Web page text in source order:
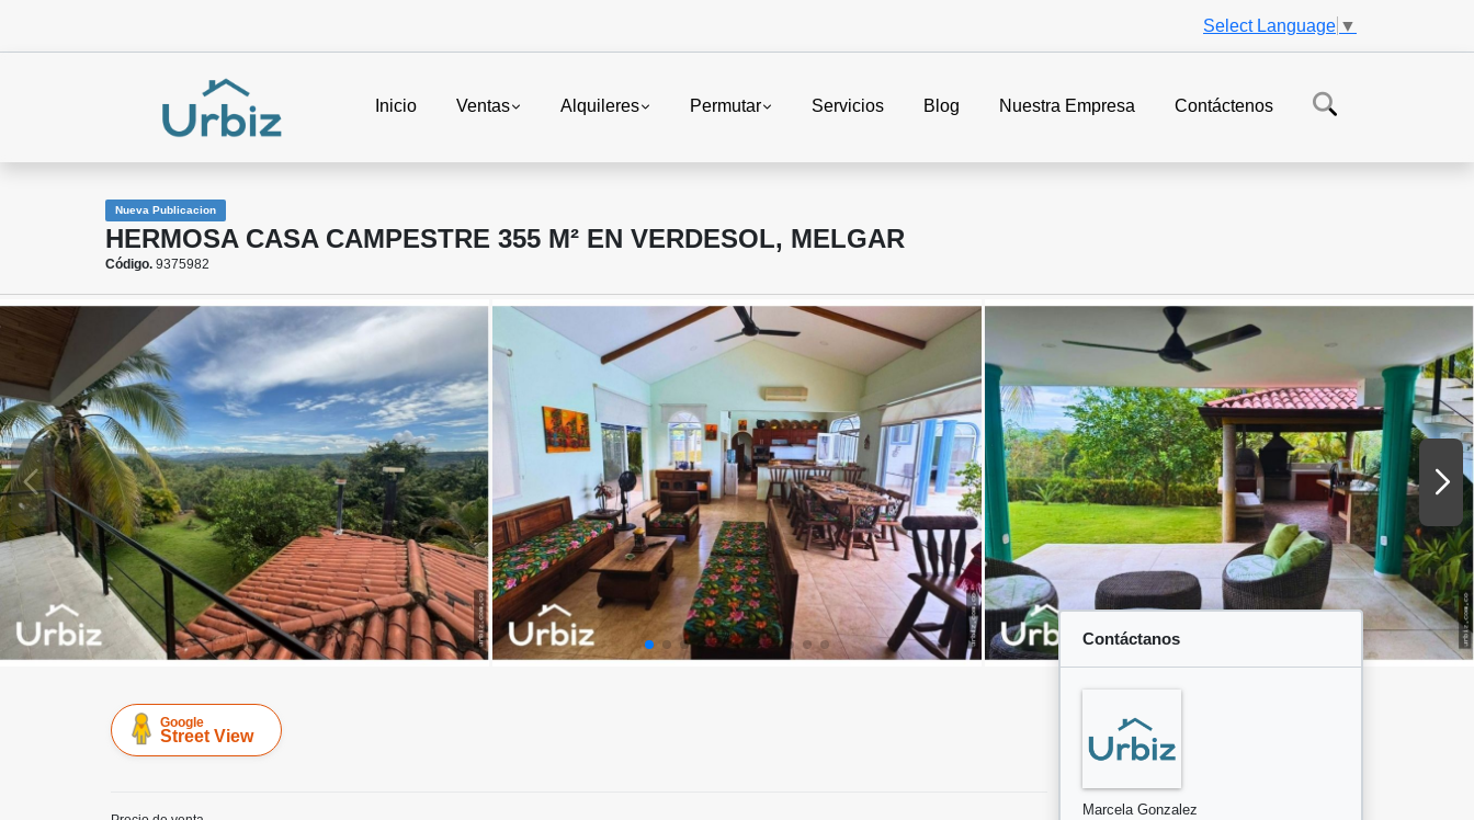
Select Language ▼
Inicio Ventas Alquileres Permutar Servicios Blog Nuestra Empresa Contáctenos
Nueva Publicacion
HERMOSA CASA CAMPESTRE 355 M² EN VERDESOL, MELGAR
Código. 9375982
Google
Street View
Contáctanos
Marcela Gonzalez